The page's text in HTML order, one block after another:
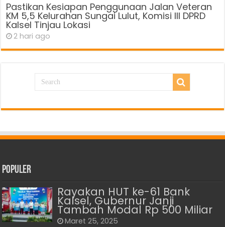
Pastikan Kesiapan Penggunaan Jalan Veteran
KM 5,5 Kelurahan Sungai Lulut, Komisi III DPRD
Kalsel Tinjau Lokasi
2 hari ago
Populer
Rayakan HUT ke-61 Bank
Kalsel, Gubernur Janji
Tambah Modal Rp 500 Miliar
Maret 25, 2025